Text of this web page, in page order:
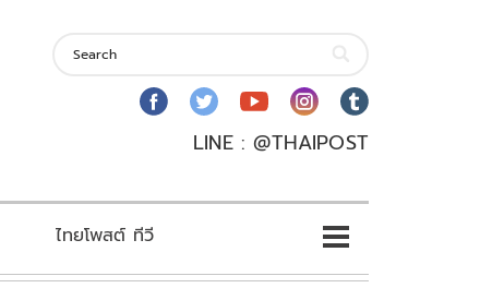
LINE : @THAIPOST
ไทยโพสต์ ทีวี